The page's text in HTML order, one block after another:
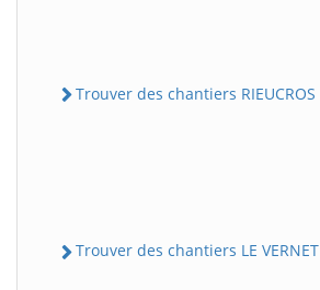
Trouver des chantiers RIEUCROS
Trouver des chantiers LE VERNET